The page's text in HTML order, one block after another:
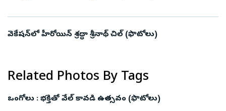
వెకేషన్‌లో హీరోయిన్ శ్రద్ధా శ్రీనాథ్ చిల్ (ఫొటోలు)
Related Photos By Tags
ఒంగోలు : భక్తితో వేల్ కావడి ఉత్సవం (ఫొటోలు)